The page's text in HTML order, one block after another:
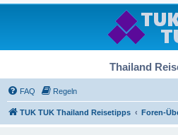
Thailand
FAQ Regeln
TUK TUK Thailand Reisetipps Foren-